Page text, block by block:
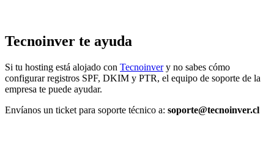
Tecnoinver te ayuda
Si tu hosting está alojado con Tecnoinvery no sabes cómo
configurar registros SPF, DKIM y PTR, el equipo de soporte de la
empresa te puede ayudar.
Envíanos un ticket para soporte técnico a: soporte@tecnoinver.cl